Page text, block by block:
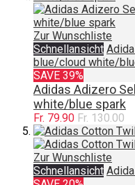
Zur Wunschliste
Schnellansicht
blue/cloud white/
SAVE 39%
Adidas Adizero
white/blue spark
Fr. 79.90 Fr. 130.00
Zur Wunschliste
Schnellansicht